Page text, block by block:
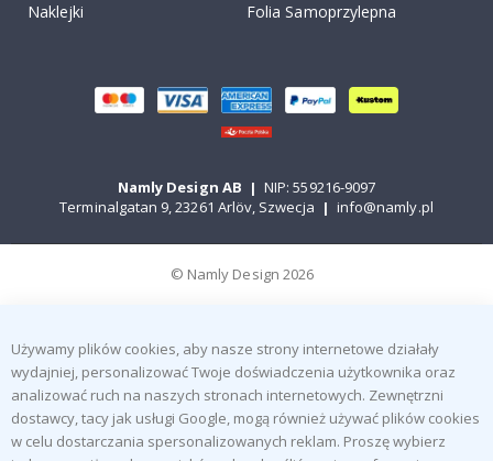
Naklejki
Folia Samoprzylepna
Namly Design AB | NIP: 559216-9097
Terminalgatan 9, 23261 Arlöv, Szwecja | info@namly.pl
© Namly Design 2026
Używamy plików cookies, aby nasze strony internetowe działały
wydajniej, personalizować Twoje doświadczenia użytkownika oraz
analizować ruch na naszych stronach internetowych. Zewnętrzni
dostawcy, tacy jak usługi Google, mogą również używać plików cookies
w celu dostarczania spersonalizowanych reklam. Proszę wybierz